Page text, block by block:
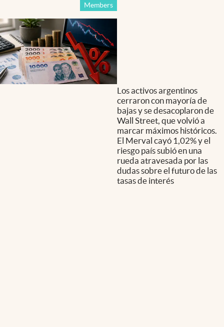
Members
Los activos argentinos
cerraron con mayoría de
bajas y se desacoplaron de
Wall Street, que volvió a
marcar máximos históricos.
El Merval cayó 1,02% y el
riesgo país subió en una
rueda atravesada por las
dudas sobre el futuro de las
tasas de interés